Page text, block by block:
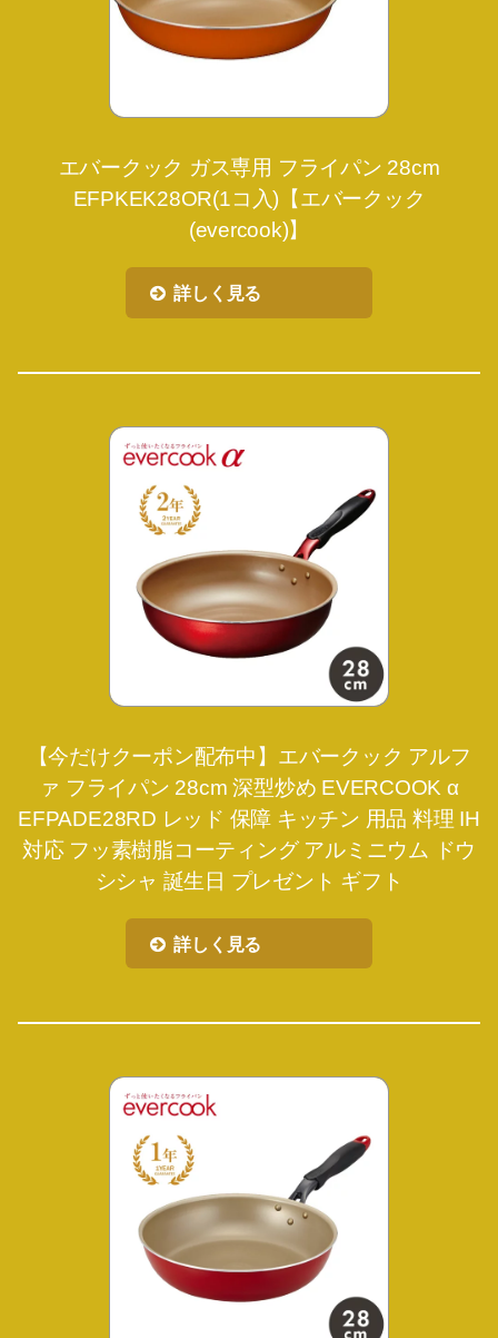
エバークック ガス専用 フライパン 28cm
EFPKEK28OR(1コ入)【エバークック
(evercook)】
詳しく見る
【今だけクーポン配布中】エバークック アルフ
ァ フライパン 28cm 深型炒め EVERCOOK α
EFPADE28RD レッド 保障 キッチン 用品 料理 IH
対応 フッ素樹脂コーティング アルミニウム ドウ
シシャ 誕生日 プレゼント ギフト
詳しく見る